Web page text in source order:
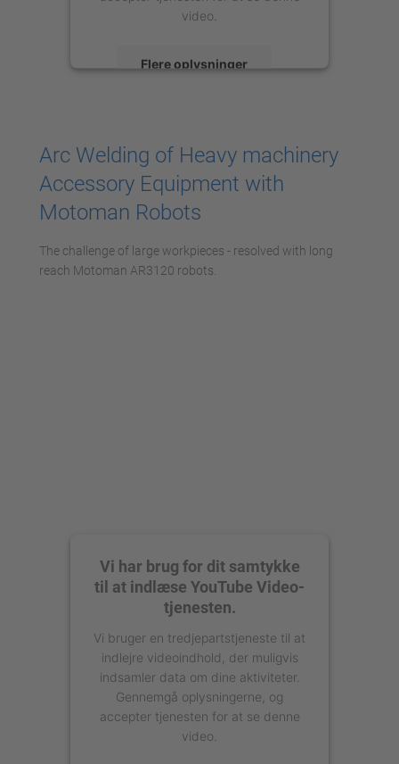
video.
Flere oplysninger
Management Platform
Arc Welding of Heavy machinery
Accessory Equipment with
Motoman Robots
The challenge of large workpieces - resolved with long
reach Motoman AR3120 robots.
Vi har brug for dit samtykke
til at indlæse YouTube Video-
tjenesten.
Vi bruger en tredjepartstjeneste til at
indlejre videoindhold, der muligvis
indsamler data om dine aktiviteter.
Gennemgå oplysningerne, og
accepter tjenesten for at se denne
video.